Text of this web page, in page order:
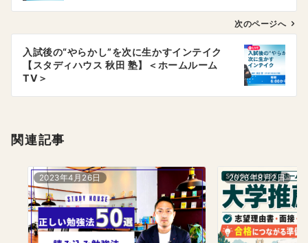
ビ
ン
次のページへ
入試後の“やらかし”を次に生かすインテイク
【スタディハウス 秋田 塾】＜ホームルーム
TV＞
関連記事
2023年4月26日 2026年8月2日